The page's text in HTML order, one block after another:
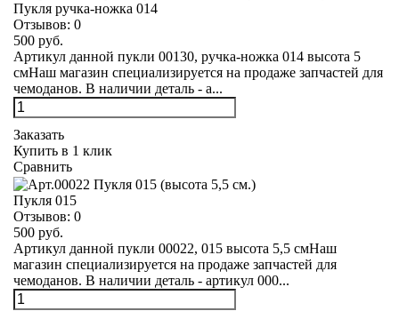
Пукля ручка-ножка 014
Отзывов: 0
500 руб.
Артикул данной пукли 00130, ручка-ножка 014 высота 5
смНаш магазин специализируется на продаже запчастей для
чемоданов. В наличии деталь - а...
Заказать
Купить в 1 клик
Сравнить
Пукля 015
Отзывов: 0
500 руб.
Артикул данной пукли 00022, 015 высота 5,5 смНаш
магазин специализируется на продаже запчастей для
чемоданов. В наличии деталь - артикул 000...